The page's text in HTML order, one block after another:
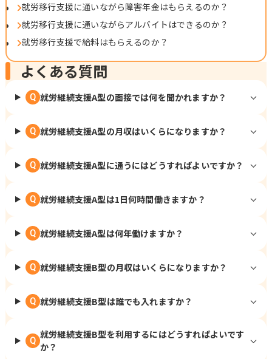
就労移行支援に通いながら障害年金はもらえるのか？
就労移行支援に通いながらアルバイトはできるのか？
就労移行支援で給料はもらえるのか？
よくある質問
Q 就労継続支援A型の面接では何を聞かれますか？
Q 就労継続支援A型の月収はいくらになりますか？
Q 就労継続支援A型に通うにはどうすればよいですか？
Q 就労継続支援A型は1日何時間働きますか？
Q 就労継続支援A型は何年働けますか？
Q 就労継続支援B型の月収はいくらになりますか？
Q 就労継続支援B型は誰でも入れますか？
Q
就労継続支援B型を利用するにはどうすればよいです
か？